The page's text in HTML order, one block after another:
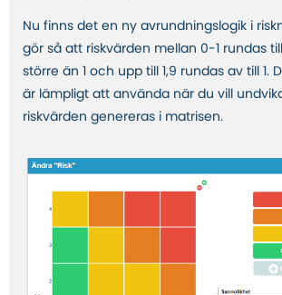
Nu finns det en ny avrundningslogik i
gör så att riskvärden mellan 0-1 rundas till
större än 1 och upp till 1,9 rundas av till 1.
är lämpligt att använda när du vill
riskvärden genereras i matrisen.